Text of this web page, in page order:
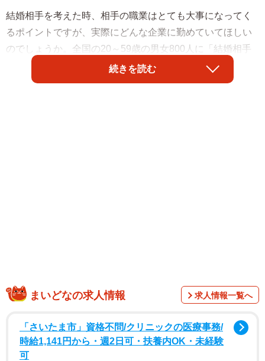
結婚相手を考えた時、相手の職業はとても大事になってく
るポイントですが、実際にどんな企業に勤めていてほしい
のでしょうか。全国の20～59歳の男女800人に「結婚相手
の勤務先として望む会社」を聞いたところ、1位は「国家公
務員」（15.9％）、2位「地方公務員」（14.4％）、3位
調査した企業によると、依然として不安定な経済環境が続
員に人気が集中している傾向が続いているといいます。一
方で、航空運輸業・鉄道業が大幅にランクアップしてお
り、脱マスクや行動制限の緩和が進む中、コロナ禍の影響
続きを読む
まいどなの求人情報 求人情報一覧へ
「さいたま市」資格不問/クリニックの医療事務/
時給1,141円から・週2日可・扶養内OK・未経験
可